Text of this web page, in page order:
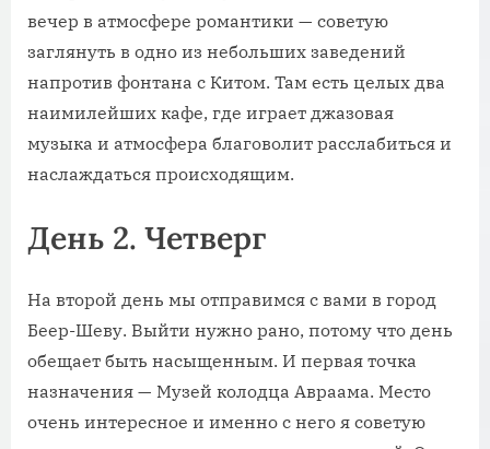
вечер в атмосфере романтики — советую
заглянуть в одно из небольших заведений
напротив фонтана с Китом. Там есть целых два
наимилейших кафе, где играет джазовая
музыка и атмосфера благоволит расслабиться и
наслаждаться происходящим.
День 2. Четверг
На второй день мы отправимся с вами в город
Беер-Шеву. Выйти нужно рано, потому что день
обещает быть насыщенным. И первая точка
назначения — Музей колодца Авраама. Место
очень интересное и именно с него я советую